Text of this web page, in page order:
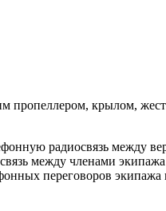
пропеллером, крылом,
радиосвязь
между членами
переговоров